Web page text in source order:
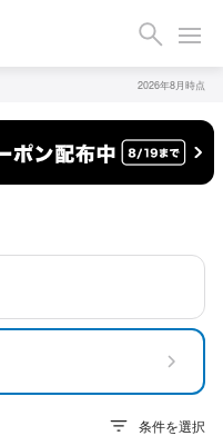
2026年8月時点
条件を選択